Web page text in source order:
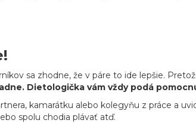
sa zhodne, že v páre to ide lepšie.
Dietologička vám vždy podá
kamarátku alebo kolegyňu z práce a
spolu chodia plávať atď.